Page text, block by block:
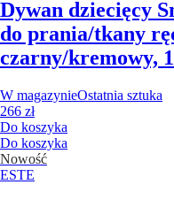
Dywan dziecięcy
do prania/tkany
czarny/kremowy,
W magazynieOstatnia sztuka
266 zł
Do koszyka
Do koszyka
Nowość
ESTE